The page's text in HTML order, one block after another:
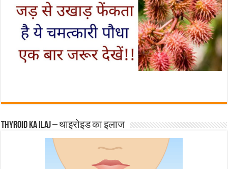
Thyroid ka ilaj – थाइरोइड का इलाज